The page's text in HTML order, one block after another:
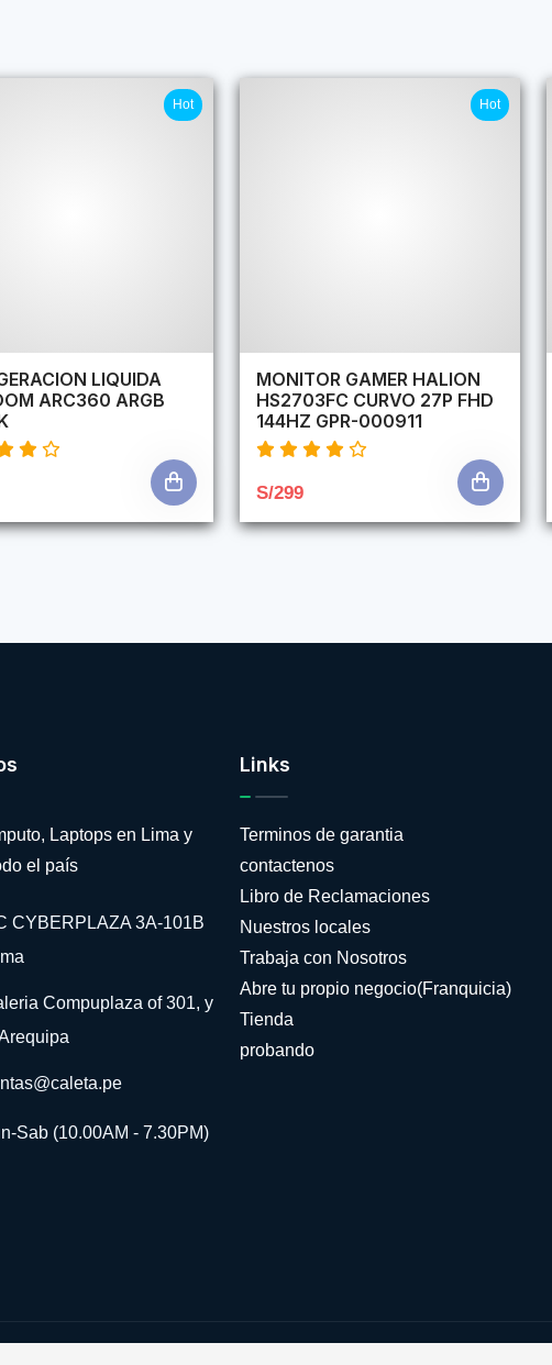
Hot
LIQUIDA
ARC360 ARGB
Hot
MONITOR GAMER HALION
HS2703FC CURVO 27P FHD
144HZ GPR-000911
S/299
Laptops en Lima y
el país
CYBERPLAZA 3A-101B
Compuplaza of 301, y
Sab (10.00AM - 7.30PM)
Links
Terminos de garantia
contactenos
Libro de Reclamaciones
Nuestros locales
Trabaja con Nosotros
Abre tu propio negocio(Franquicia)
Tienda
probando